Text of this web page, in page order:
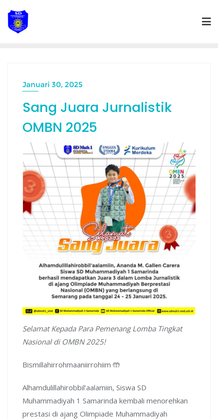
content
Januari 30, 2025
Sang Juara Jurnalistik
OMBN 2025
Selamat Kepada Para Pemenang Lomba Tingkat
Nasional di OMBN 2025!
Bismillahirrohmaaniirrohiim 🤲
Alhamdulillahirobbil’aalamiin, Siswa SD
Muhammadiyah 1 Samarinda kembali menorehkan
prestasi di ajang Olimpiade Muhammadiyah